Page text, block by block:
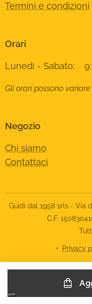
Termini e condizioni
Orari
Lunedì - Sabato:
Gli orari possono
Negozio
Chi siamo
Contattaci
Guidi dal 1958 srls - Via
C.F.
Privacy
Informativa sulla